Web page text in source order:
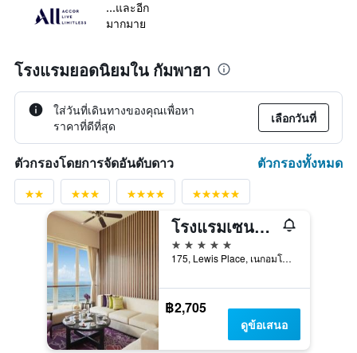
...และอีก
มากมาย
โรงแรมยอดนิยมใน กัมพาฮา
ใส่วันที่เดินทางของคุณเพื่อหา
ราคาที่ดีที่สุด
เลือกวันที่
ตัวกรองโดยการจัดอันดับดาว ตัวกรองทั้งหมด
โรงแรมเซนติโด ฮีริทันช์ เนโกมโบ
5 ดาว
175, Lewis Place, เนกอมโบ, ศรีลังกา
฿2,705
ดูข้อเสนอ